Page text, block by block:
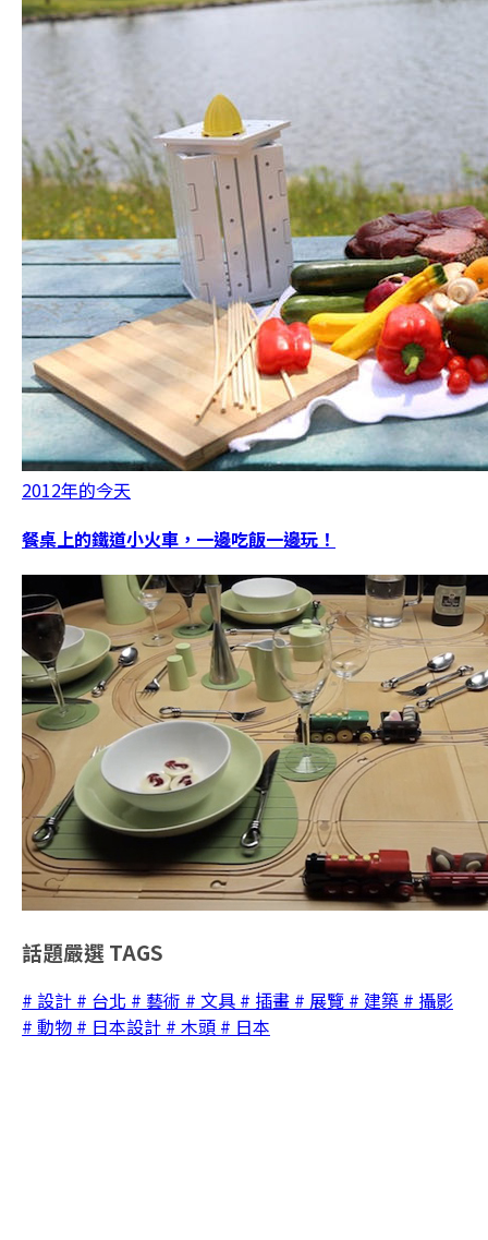
2012年的今天
餐桌上的鐵道小火車，一邊吃飯一邊玩！
話題嚴選 TAGS
# 設計 # 台北 # 藝術 # 文具 # 插畫 # 展覽 # 建築 # 攝影
# 動物 # 日本設計 # 木頭 # 日本